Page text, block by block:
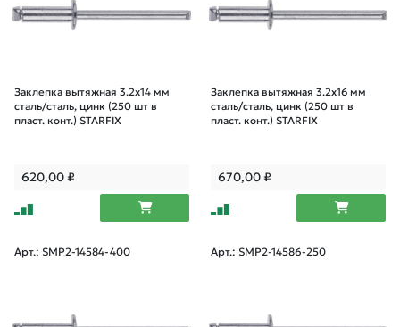
Заклепка вытяжная 3.2х14 мм
сталь/сталь, цинк (250 шт в
пласт. конт.) STARFIX
620,00₽
Заклепка вытяжная 3.2х16 мм
сталь/сталь, цинк (250 шт в
пласт. конт.) STARFIX
670,00₽
Арт.: SMP2-14584-400 Арт.: SMP2-14586-250